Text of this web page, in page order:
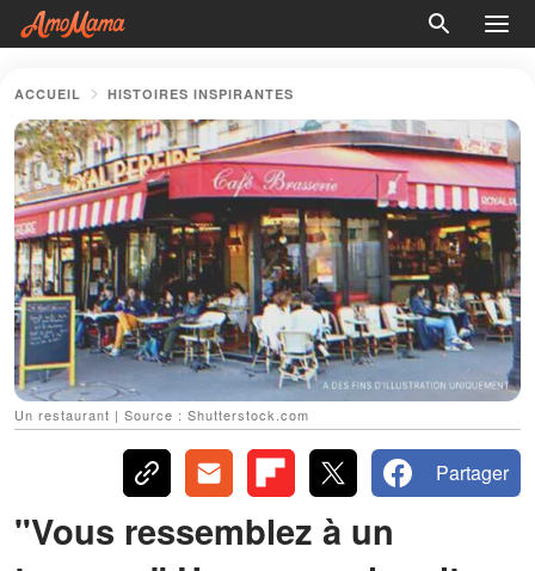
ACCUEIL HISTOIRES INSPIRANTES
Un restaurant | Source : Shutterstock.com
Partager
"Vous ressemblez à un